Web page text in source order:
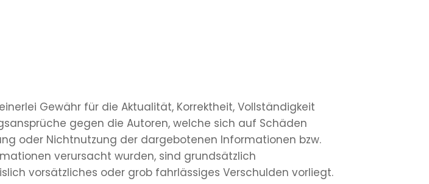
Gewähr für die Aktualität, Korrektheit, Vollständigkeit
gegen die Autoren, welche sich auf Schäden
oder Nichtnutzung der dargebotenen Informationen bzw.
verursacht wurden, sind grundsätzlich
vorsätzliches oder grob fahrlässiges Verschulden vorliegt.